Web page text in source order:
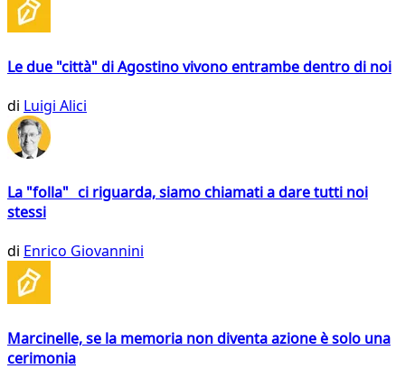
Le due "città" di Agostino vivono entrambe dentro di noi
di Luigi Alici
La "folla" ci riguarda, siamo chiamati a dare tutti noi
stessi
di Enrico Giovannini
Marcinelle, se la memoria non diventa azione è solo una
cerimonia